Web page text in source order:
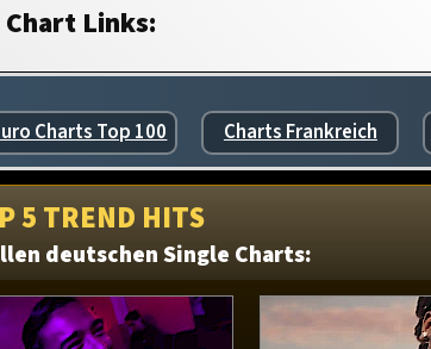
Chart Links:
Charts Top 100 Charts Frankreich
5 TREND HITS
deutschen Single Charts: